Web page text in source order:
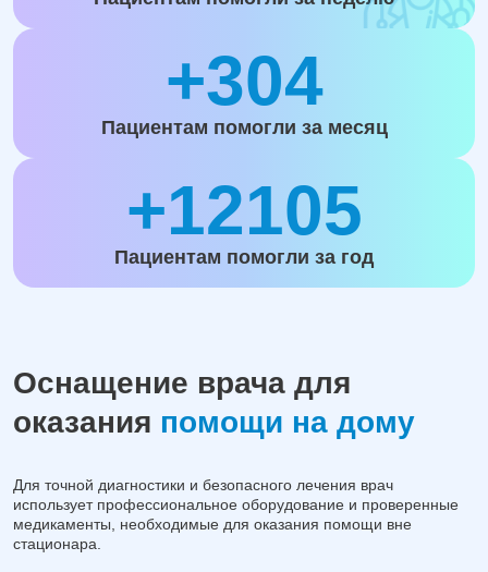
+304
Пациентам помогли за месяц
+12105
Пациентам помогли за год
Оснащение врача для
оказания помощи на дому
Для точной диагностики и безопасного лечения врач
использует профессиональное оборудование и проверенные
медикаменты, необходимые для оказания помощи вне
стационара.